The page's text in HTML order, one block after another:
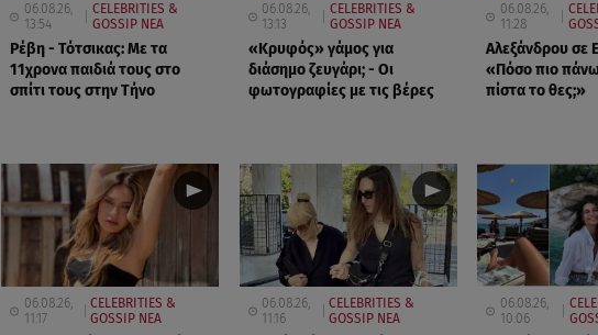
06.08.26,
13:54
CELEBRITIES &
GOSSIP ΝΕΑ
Ρέβη - Τότσικας: Με τα
11χρονα παιδιά τους στο
σπίτι τους στην Τήνο
06.08.26,
13:13
CELEBRITIES &
GOSSIP ΝΕΑ
«Κρυφός» γάμος για
διάσημο ζευγάρι; - Οι
φωτογραφίες με τις βέρες
06.08.26,
11:28
Αλεξάνδρου σε
«Πόσο πιο
πίστα το θες;»
06.08.26,
11:17
CELEBRITIES &
GOSSIP ΝΕΑ
06.08.26,
11:16
CELEBRITIES &
GOSSIP ΝΕΑ
06.08.26,
10:06